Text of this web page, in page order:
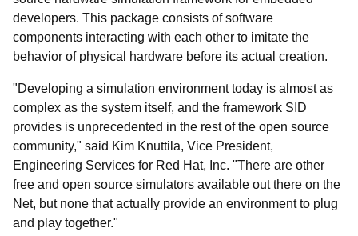
developers. This package consists of software
components interacting with each other to imitate the
behavior of physical hardware before its actual creation.
"Developing a simulation environment today is almost as
complex as the system itself, and the framework SID
provides is unprecedented in the rest of the open source
community," said Kim Knuttila, Vice President,
Engineering Services for Red Hat, Inc. "There are other
free and open source simulators available out there on the
Net, but none that actually provide an environment to plug
and play together."